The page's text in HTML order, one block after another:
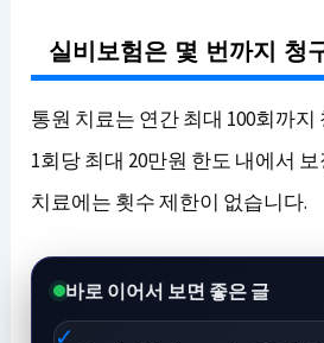
실비보험은 몇 번까지 청
통원 치료는 연간 최대 100회까
1회당 최대 20만원 한도 내에서
치료에는 횟수 제한이 없습니다.
바로 이어서 보면 좋은 글